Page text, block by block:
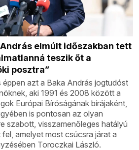
elmúlt időszakban tett
teszik őt a
posztra”
éppen azt a Baka András jogtudóst
aki 1991 és 2008 között a
Európai Bíróságának bírájaként,
is pontosan az olyan
szabott, visszamenőleges hatályú
amelyet most csúcsra járat a
Toroczkai László.